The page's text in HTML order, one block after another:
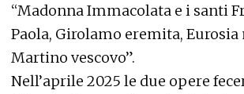
“Madonna Immacolata e i santi
Paola, Girolamo eremita,
Martino vescovo”.
Nell’aprile 2025 le due opere